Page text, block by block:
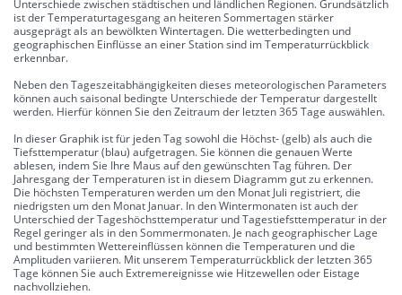
Unterschiede zwischen städtischen und ländlichen Regionen. Grundsätzlich
ist der Temperaturtagesgang an heiteren Sommertagen stärker
ausgeprägt als an bewölkten Wintertagen. Die wetterbedingten und
geographischen Einflüsse an einer Station sind im Temperaturrückblick
erkennbar.
Neben den Tageszeitabhängigkeiten dieses meteorologischen Parameters
können auch saisonal bedingte Unterschiede der Temperatur dargestellt
werden. Hierfür können Sie den Zeitraum der letzten 365 Tage auswählen.
In dieser Graphik ist für jeden Tag sowohl die Höchst- (gelb) als auch die
Tiefsttemperatur (blau) aufgetragen. Sie können die genauen Werte
ablesen, indem Sie Ihre Maus auf den gewünschten Tag führen. Der
Jahresgang der Temperaturen ist in diesem Diagramm gut zu erkennen.
Die höchsten Temperaturen werden um den Monat Juli registriert, die
niedrigsten um den Monat Januar. In den Wintermonaten ist auch der
Unterschied der Tageshöchsttemperatur und Tagestiefsttemperatur in der
Regel geringer als in den Sommermonaten. Je nach geographischer Lage
und bestimmten Wettereinflüssen können die Temperaturen und die
Amplituden variieren. Mit unserem Temperaturrückblick der letzten 365
Tage können Sie auch Extremereignisse wie Hitzewellen oder Eistage
nachvollziehen.